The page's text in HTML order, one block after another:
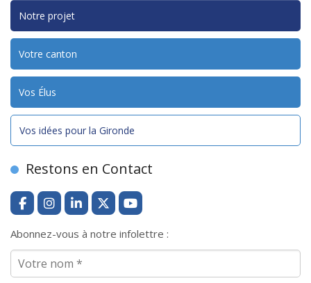
Notre projet
Votre canton
Vos Élus
Vos idées pour la Gironde
Restons en Contact
Abonnez-vous à notre infolettre :